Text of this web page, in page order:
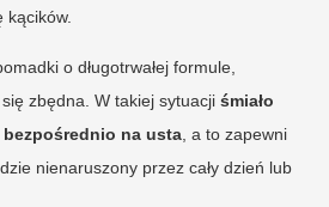
kącików.
o długotrwałej formule,
zbędna. W takiej sytuacji śmiało
bezpośrednio na usta , a to zapewni
nienaruszony przez cały dzień lub